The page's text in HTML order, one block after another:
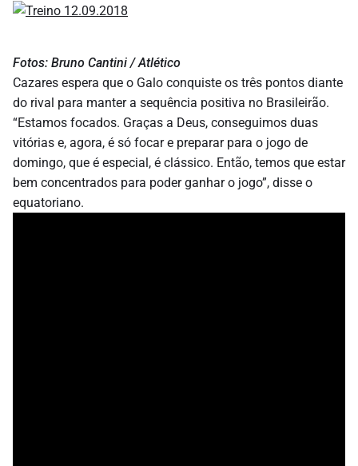
Fotos: Bruno Cantini / Atlético
Cazares espera que o Galo conquiste os três pontos diante
do rival para manter a sequência positiva no Brasileirão.
“Estamos focados. Graças a Deus, conseguimos duas
vitórias e, agora, é só focar e preparar para o jogo de
domingo, que é especial, é clássico. Então, temos que estar
bem concentrados para poder ganhar o jogo”, disse o
equatoriano.